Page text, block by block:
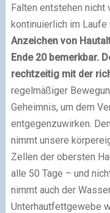
Falten entstehen nicht
kontinuierlich im
Anzeichen von
Ende 20 bemerkbar.
rechtzeitig mit der
regelmäßiger
Geheimnis, um dem
entgegenzuwirken.
nimmt unsere
Zellen der obersten
alle 50 Tage – und
nimmt auch der
Unterhautfettgewebe